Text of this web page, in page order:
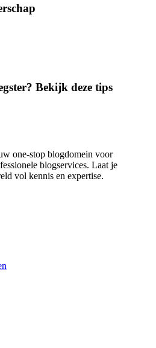
Bekijk deze tips
one-stop blogdomein voor
blogservices. Laat je
vol kennis en expertise.